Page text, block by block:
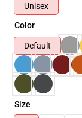
Unisex
Color
Default
Size